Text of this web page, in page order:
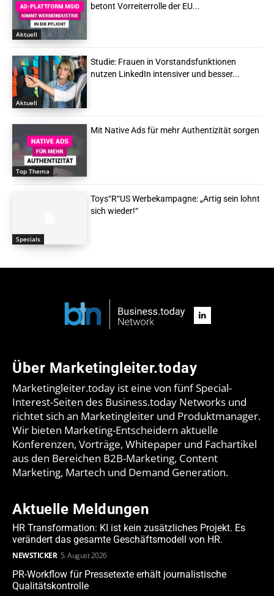
Aktuell
betont Vorreiterrolle der EU...
Aktuell
Studie: Frauen in Vorstandsfunktionen
nutzen LinkedIn intensiver und besser...
Top Thema
Mit Native Ads für mehr Authentizität sorgen
Specials
Toys“R“US Werbekampagne: „Artig sein lohnt
sich wieder!“
Über Marketingleiter.today
Marketingleiter.today ist eine von fünf Special-
Interest-Seiten des Business.today Networks und
richtet sich an Marketingleiter und Produktmanager.
Wir bieten Marketing-Entscheidern aktuelle
Konferenzen, Vorträge, Whitepaper und Fachartikel
aus den Bereichen B2B-Marketing, Content
Marketing, Martech und Demand Generation.
Aktuelle Meldungen
HR Transformation: KI ist kein zusätzliches Projekt. Es
verändert das gesamte Geschäftsmodell von HR.
NEWSTICKER 5. August 2026
PR-Workflow für Pressetexte erhält journalistische
Qualitätskontrolle